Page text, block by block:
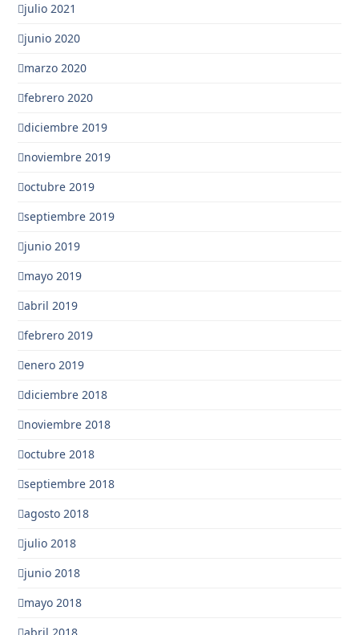
julio 2021
junio 2020
marzo 2020
febrero 2020
diciembre 2019
noviembre 2019
octubre 2019
septiembre 2019
junio 2019
mayo 2019
abril 2019
febrero 2019
enero 2019
diciembre 2018
noviembre 2018
octubre 2018
septiembre 2018
agosto 2018
julio 2018
junio 2018
mayo 2018